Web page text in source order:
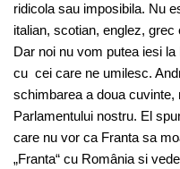
ridicola sau imposibila. Nu
italian, scotian, englez,
Dar noi nu vom putea iesi
cu cei care ne umilesc.
schimbarea a doua
Parlamentului nostru. El
care nu vor ca Franta sa
„Franta“ cu România si